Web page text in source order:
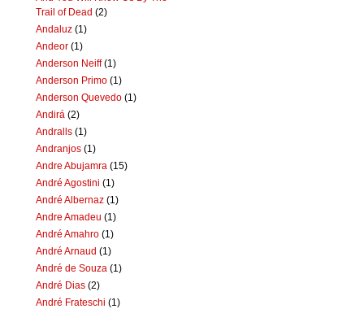
Trail of Dead (2)
Andaluz (1)
Andeor (1)
Anderson Neiff (1)
Anderson Primo (1)
Anderson Quevedo (1)
Andirá (2)
Andralls (1)
Andranjos (1)
Andre Abujamra (15)
André Agostini (1)
André Albernaz (1)
Andre Amadeu (1)
André Amahro (1)
André Arnaud (1)
André de Souza (1)
André Dias (2)
André Frateschi (1)